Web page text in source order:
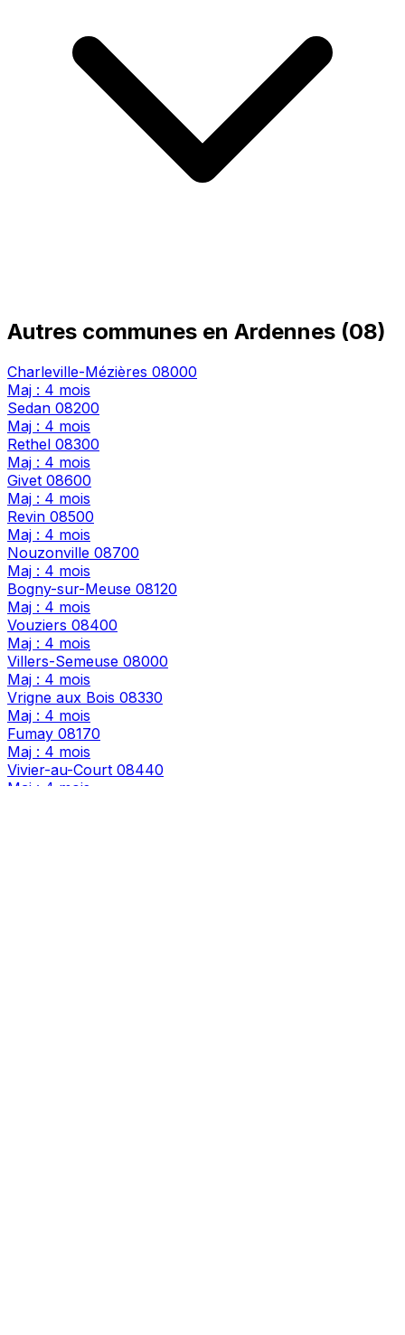
Autres communes en Ardennes (08)
Charleville-Mézières 08000
Maj : 4 mois
Sedan 08200
Maj : 4 mois
Rethel 08300
Maj : 4 mois
Givet 08600
Maj : 4 mois
Revin 08500
Maj : 4 mois
Nouzonville 08700
Maj : 4 mois
Bogny-sur-Meuse 08120
Maj : 4 mois
Vouziers 08400
Maj : 4 mois
Villers-Semeuse 08000
Maj : 4 mois
Vrigne aux Bois 08330
Maj : 4 mois
Fumay 08170
Maj : 4 mois
Vivier-au-Court 08440
Maj : 4 mois